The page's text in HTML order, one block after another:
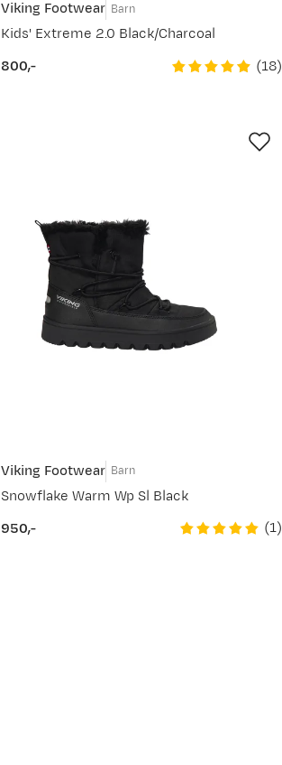
Viking Footwear Barn
Kids' Extreme 2.0 Black/Charcoal
price
800,- (18)
Viking Footwear Barn
Snowflake Warm Wp Sl Black
price
950,- (1)